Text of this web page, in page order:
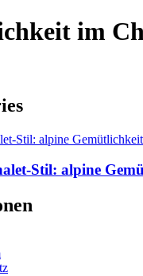
im
Stil: alpine